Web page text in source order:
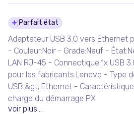
Détails du
Parfait état
Adaptateur USB 3.0 vers Ethernet
- Couleur:Noir - Grade:Neuf -
LAN RJ-45 - Connectique:1x USB
pour les fabricants:Lenovo - Type
USB &gt; Ethernet -
charge du démarrage PX
voir plus...